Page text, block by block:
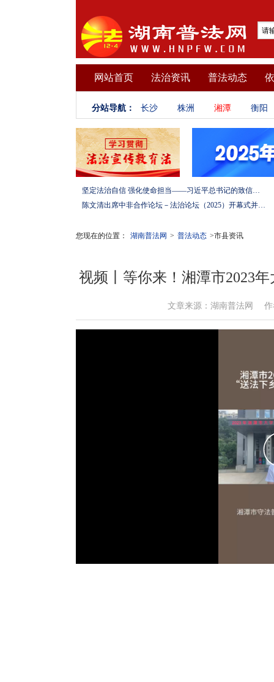
网站首页 法治资讯 普法动态
分站导航： 长沙 株洲 湘潭 衡阳
坚定法治自信 强化使命担当——习近平总书记的致信激励法学法律工作者投身全面依法治国伟大实践
陈文清出席中非合作论坛－法治论坛（2025）开幕式并在湖南调研
您现在的位置： 湖南普法网 > 普法动态 >市县资讯
视频丨等你来！湘潭市2023
文章来源：湖南普法网